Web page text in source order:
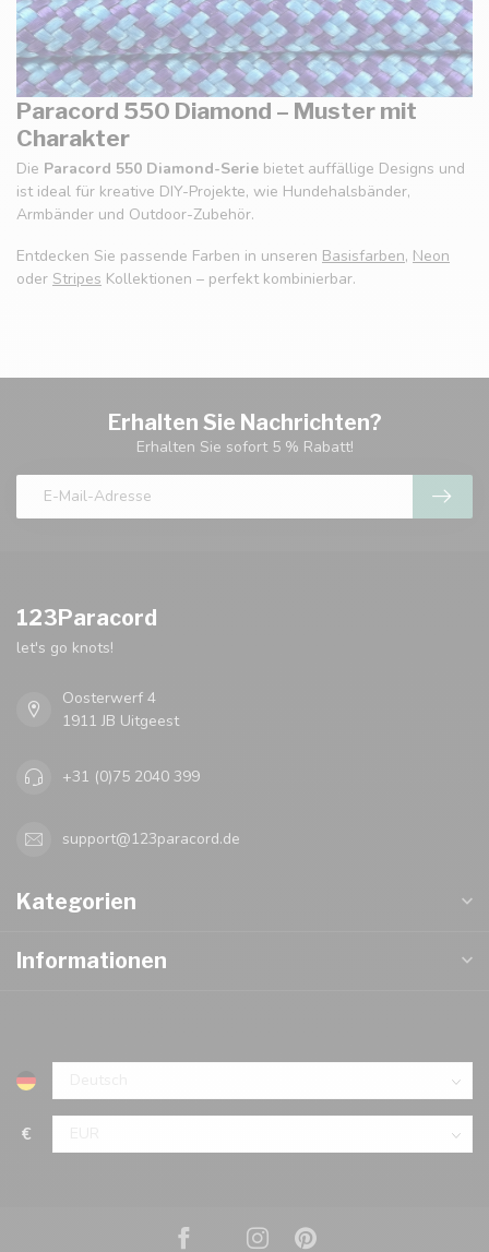
Paracord 550 Diamond – Muster mit
Charakter
Die Paracord 550 Diamond-Serie bietet auffällige Designs und
ist ideal für kreative DIY-Projekte, wie Hundehalsbänder,
Armbänder und Outdoor-Zubehör.
Entdecken Sie passende Farben in unseren Basisfarben, Neon
oder Stripes Kollektionen – perfekt kombinierbar.
Erhalten Sie Nachrichten?
Erhalten Sie sofort 5 % Rabatt!
123Paracord
let's go knots!
Oosterwerf 4
1911 JB Uitgeest
+31 (0)75 2040 399
support@123paracord.de
Kategorien
Informationen
€